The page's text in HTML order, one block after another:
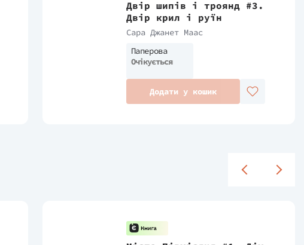
Двір шипів і троянд #3.
Двір крил і руїн
Сара Джанет Маас
Паперова
Очікується
Додати у кошик